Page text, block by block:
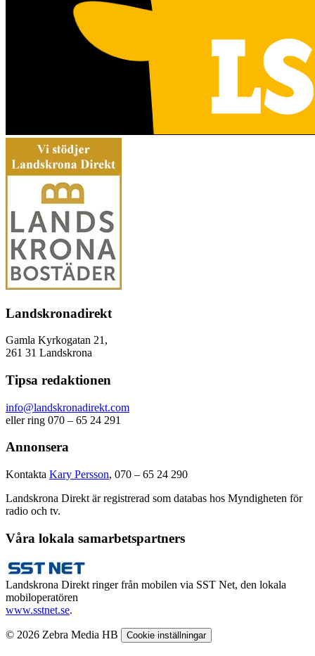
Landskronadirekt
Gamla Kyrkogatan 21,
261 31 Landskrona
Tipsa redaktionen
info@landskronadirekt.com
eller ring 070 – 65 24 291
Annonsera
Kontakta Kary Persson, 070 – 65 24 290
Landskrona Direkt är registrerad som databas hos Myndigheten för
radio och tv.
Våra lokala samarbetspartners
Landskrona Direkt ringer från mobilen via SST Net, den lokala
mobiloperatören
www.sstnet.se.
© 2026 Zebra Media HB Cookie inställningar